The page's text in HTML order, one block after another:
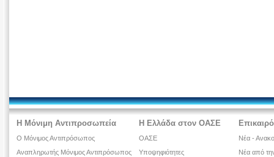
Η Μόνιμη Αντιπροσωπεία
Ο Μόνιμος Αντιπρόσωπος
Αναπληρωτής Μόνιμος Αντιπρόσωπος
Η Ελλάδα στον ΟΑΣΕ
ΟΑΣΕ
Υποψηφιότητες
Νέα -
Νέα από